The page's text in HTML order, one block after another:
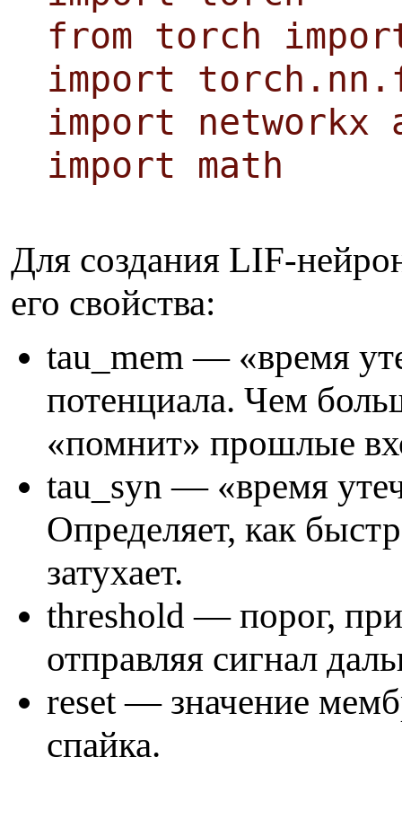
from torch
import
import networkx
import math
Для создания LIF-
его свойства:
tau_mem — «время
потенциала. Чем
«помнит» прошлые
tau_syn — «время
Определяет, как
затухает.
threshold — порог,
отправляя сигнал
reset — значение
спайка.